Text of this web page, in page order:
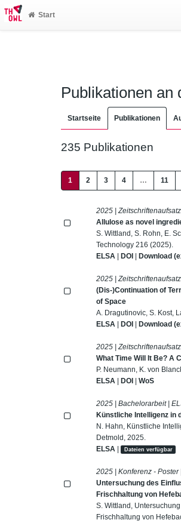
Start
Publikationen an
Startseite Publikationen
235 Publikationen
1 (current)
2 3 4 … 11
2025 |
Allulose as novel
S. Wittland, S. Rohn, E.
Technology 216 (2025).
ELSA |DOI |Download
2025 |
(Dis-)Continuation of
of Space
A. Dragutinovic, S. Kost,
ELSA |DOI |Download
2025 |
What Time Will It Be? A
P. Neumann, K. von
ELSA |DOI |WoS
2025 | Bachelorarbeit |
Künstliche Intelligenz in
N. Hahn, Künstliche
Detmold, 2025.
ELSA | Dateien verfügbar
2025 | Konferenz - Poster
Untersuchung des
Frischhaltung von
S. Wittland,
Frischhaltung von